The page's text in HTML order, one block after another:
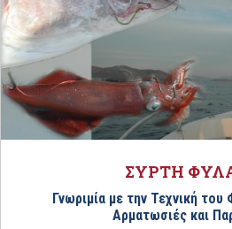
ΣΥΡΤΗ
Γνωριμία με την Τεχνική
Αρματωσιές και